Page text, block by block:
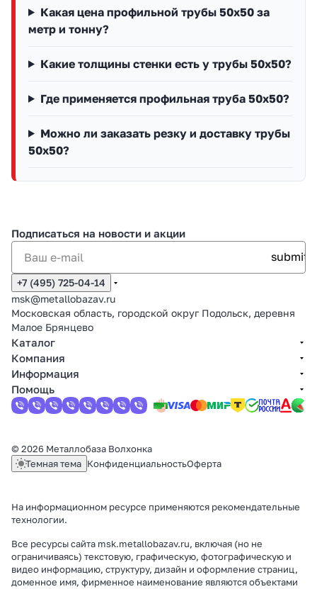
Какая цена профильной трубы 50х50 за
метр и тонну?
Какие толщины стенки есть у трубы 50х50?
Где применяется профильная труба 50х50?
Можно ли заказать резку и доставку трубы
50х50?
Подписаться на новости и акции
+7 (495) 725-04-14
msk@metallobazav.ru
Московская область, городской округ Подольск, деревня
Малое Брянцево
Каталог
Компания
Информация
Помощь
© 2026 Металлобаза Волхонка
Темная тема КонфиденциальностьОферта
На информационном ресурсе применяются рекомендательные
технологии.
Все ресурсы сайта msk.metallobazav.ru, включая (но не
ограничиваясь) текстовую, графическую, фотографическую и
видео информацию, структуру, дизайн и оформление страниц,
доменное имя, фирменное наименование являются объектами